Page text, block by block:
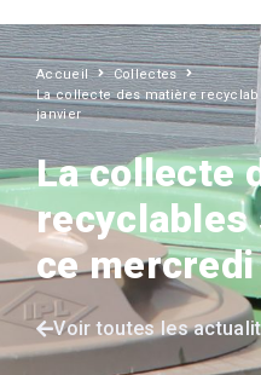
Accueil
Collectes
La collecte des matière
janvier
La collecte
recyclables
ce
Voir toutes les